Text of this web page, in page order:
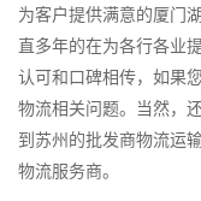
为客户提供满意的厦门
直多年的在为各行各业
认可和口碑相传，如果
物流相关问题。当然，
到苏州的批发商物流运
物流服务商。